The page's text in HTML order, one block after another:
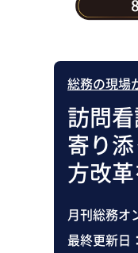
総務の現場
訪問
寄り
方改
月刊総務オ
最終更新日：